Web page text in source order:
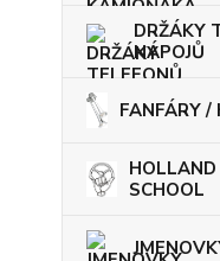
DRŽÁKY
NÁPOJŮ
FANFÁRY /
SCHOOL